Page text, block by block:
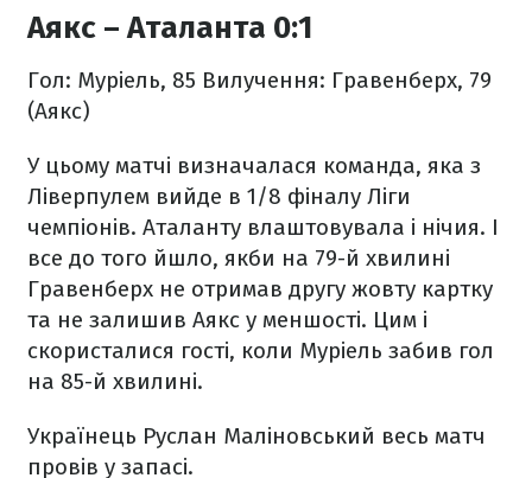
Аякс – Аталанта 0:1
Гол: Муріель, 85 Вилучення: Гравенберх, 79
(Аякс)
У цьому матчі визначалася команда, яка з
Ліверпулем вийде в 1/8 фіналу Ліги
чемпіонів. Аталанту влаштовувала і нічия. І
все до того йшло, якби на 79-й хвилині
Гравенберх не отримав другу жовту картку
та не залишив Аякс у меншості. Цим і
скористалися гості, коли Муріель забив гол
на 85-й хвилині.
Українець Руслан Маліновський весь матч
провів у запасі.